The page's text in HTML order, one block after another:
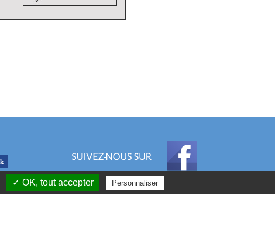
✓ OK, tout accepter Personnaliser